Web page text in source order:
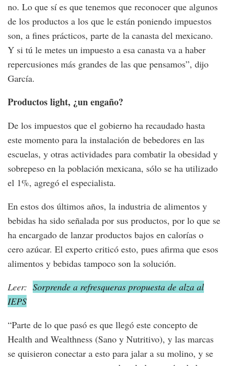
no. Lo que sí es que tenemos que reconocer que algunos
de los productos a los que le están poniendo impuestos
son, a fines prácticos, parte de la canasta del mexicano.
Y si tú le metes un impuesto a esa canasta va a haber
repercusiones más grandes de las que pensamos”, dijo
García.
Productos light, ¿un engaño?
De los impuestos que el gobierno ha recaudado hasta
este momento para la instalación de bebedores en las
escuelas, y otras actividades para combatir la obesidad y
sobrepeso en la población mexicana, sólo se ha utilizado
el 1%, agregó el especialista.
En estos dos últimos años, la industria de alimentos y
bebidas ha sido señalada por sus productos, por lo que se
ha encargado de lanzar productos bajos en calorías o
cero azúcar. El experto criticó esto, pues afirma que esos
alimentos y bebidas tampoco son la solución.
Leer: Sorprende a refresqueras propuesta de alza al
IEPS
“Parte de lo que pasó es que llegó este concepto de
Health and Wealthness (Sano y Nutritivo), y las marcas
se quisieron conectar a esto para jalar a su molino, y se